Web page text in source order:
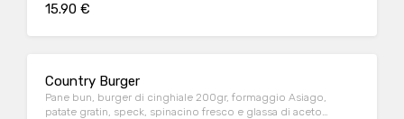
15.90 €
Country Burger
Pane bun, burger di cinghiale 200gr, formaggio Asiago,
patate gratin, speck, spinacino fresco e glassa di aceto